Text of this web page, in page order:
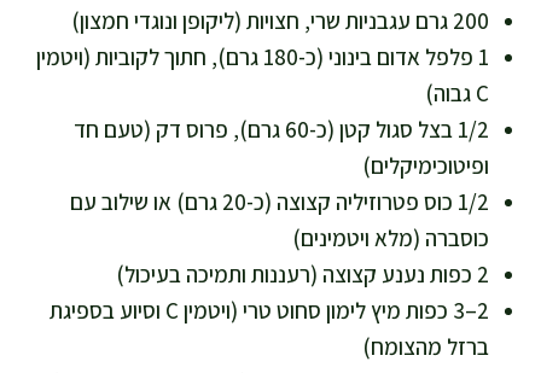
200 גרם עגבניות שרי, חצויות (ליקופן ונוגדי חמצון)
1 פלפל אדום בינוני (כ-180 גרם), חתוך לקוביות (ויטמין
C גבוה)
1/2 בצל סגול קטן (כ-60 גרם), פרוס דק (טעם חד
ופיטוכימיקלים)
1/2 כוס פטרוזיליה קצוצה (כ-20 גרם) או שילוב עם
כוסברה (מלא ויטמינים)
2 כפות נענע קצוצה (רעננות ותמיכה בעיכול)
2–3 כפות מיץ לימון סחוט טרי (ויטמין C וסיוע בספיגת
ברזל מהצומח)